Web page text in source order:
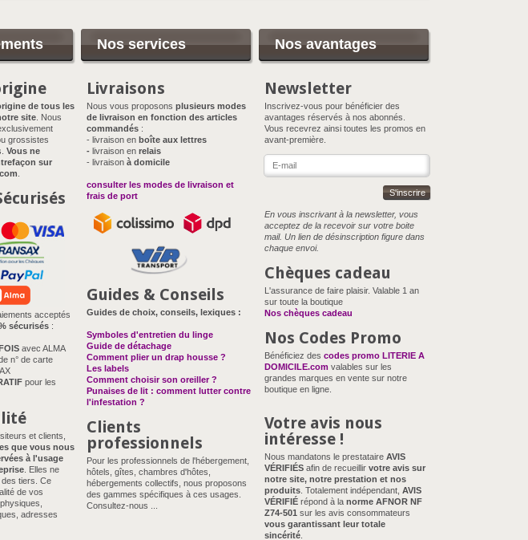
de tous les
site . Nous
grossistes
Vous ne
sur
acceptés
sécurisés :
avec ALMA
n° de carte
pour les
et clients,
que vous nous
à l'usage
. Elles ne
tiers. Ce
de vos
adresses
Nos services
Livraisons
Nous vous proposons plusieurs modes
de livraison en fonction des articles
commandés :
- livraison en boîte aux lettres
- livraison en relais
- livraison à domicile
consulter les modes de livraison et
frais de port
Guides & Conseils
Guides de choix, conseils, lexiques :
Symboles d'entretien du linge
Guide de détachage
Comment plier un drap housse ?
Les labels
Comment choisir son oreiller ?
Punaises de lit : comment lutter contre
l'infestation ?
Clients
professionnels
Pour les professionnels de l'hébergement,
hôtels, gîtes, chambres d'hôtes,
hébergements collectifs, nous proposons
des gammes spécifiques à ces usages.
Consultez-nous ...
Nos avantages
Newsletter
Inscrivez-vous pour bénéficier des
avantages réservés à nos abonnés.
Vous recevrez ainsi toutes les promos en
avant-première.
S'inscrire
En vous inscrivant à la newsletter, vous
acceptez de la recevoir sur votre boite
mail. Un lien de désinscription figure dans
chaque envoi.
Chèques cadeau
L'assurance de faire plaisir. Valable 1 an
sur toute la boutique
Nos chèques cadeau
Nos Codes Promo
Bénéficiez des codes promo LITERIE A
DOMICILE.com valables sur les
grandes marques en vente sur notre
boutique en ligne.
Votre avis nous
intéresse !
Nous mandatons le prestataire AVIS
VÉRIFIÉS afin de recueillir votre avis sur
notre site, notre prestation et nos
produits . Totalement indépendant, AVIS
VÉRIFIÉ répond à la norme AFNOR NF
Z74-501 sur les avis consommateurs
vous garantissant leur totale
sincérité